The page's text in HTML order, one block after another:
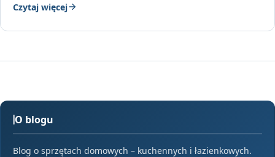
Czytaj więcej
O blogu
Blog o sprzętach domowych – kuchennych i łazienkowych.